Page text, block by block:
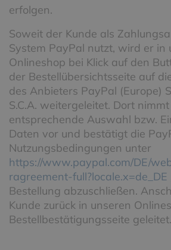
erfolgen.
Soweit der Kunde als
System PayPal nutzt, wird er in
Onlineshop bei Klick auf den
der Bestellübersichtsseite auf
des Anbieters PayPal (Europe)
S.C.A. weitergeleitet. Dort
entsprechende Auswahl bzw.
Daten vor und bestätigt die
Nutzungsbedingungen unter
https://www.paypal.com/DE/
ragreement-full?locale.x=de_DE
Bestellung abzuschließen.
Kunde zurück in unseren
Bestellbestätigungsseite geleitet.